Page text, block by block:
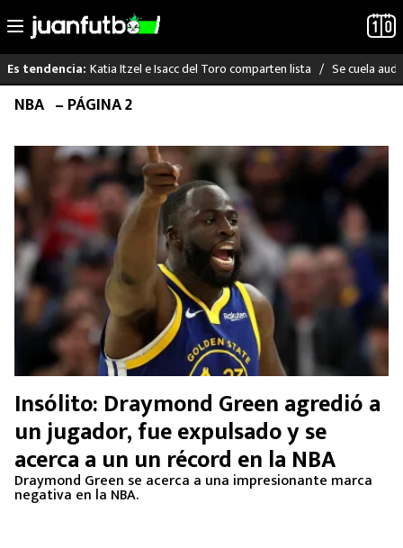
Saltar
Es tendencia: Katia Itzel e Isacc del Toro comparten lista Se cuela
LO ÚLTIMO
LIGA MX
RAYADOS
PUMAS
ATLANTE
SELECCIÓN MEXICANA
FUTBOL INTERNACIONAL
MEXICANOS EN EL EXTRANJERO
FUTBOL ESTUFA
FÓRMULA 1
NBA – PÁGINA 2
Insólito: Draymond Green agredió a
un jugador, fue expulsado y se
acerca a un un récord en la NBA
Draymond Green se acerca a una impresionante marca
negativa en la NBA.